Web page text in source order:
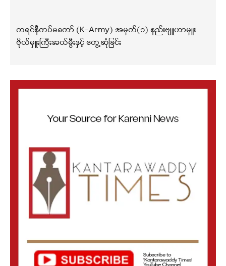
ကရင်နီတပ်မတော် (K-Army) အမှတ်(၁) နည်းဗျူဟာမှူး
ဗိုလ်မှူးကြီးအယ်မွီးနှင့် တွေ့ဆုံခြင်း